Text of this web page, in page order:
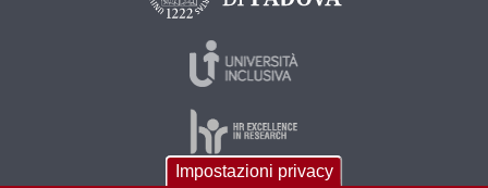
Impostazioni privacy